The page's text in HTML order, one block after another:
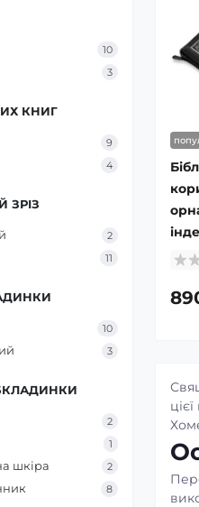
життя (5)
(3)
таблички
10
3
КНИГ
9
4
ЗРІЗ
2
11
10
3
2
1
шкіра 2
8